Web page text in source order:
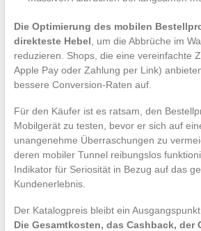
Die Optimierung des mobilen
direkteste Hebel , um die Abbrüche im
reduzieren. Shops, die eine vereinfachte
Apple Pay oder Zahlung per Link)
bessere Conversion-Raten auf.
Für den Käufer ist es ratsam, den
Mobilgerät zu testen, bevor er sich auf
unangenehme Überraschungen zu
deren mobiler Tunnel reibungslos
Indikator für Seriosität in Bezug auf das
Kundenerlebnis.
Der Katalogpreis bleibt ein
Die Gesamtkosten, das Cashback, der